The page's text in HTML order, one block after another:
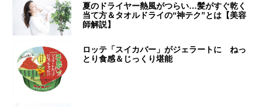
夏のドライヤー熱風がつらい…髪がすぐ乾く
当て方＆タオルドライの“神テク”とは【美容
師解説】
ロッテ「スイカバー」がジェラートに ねっ
とり食感＆じっくり堪能